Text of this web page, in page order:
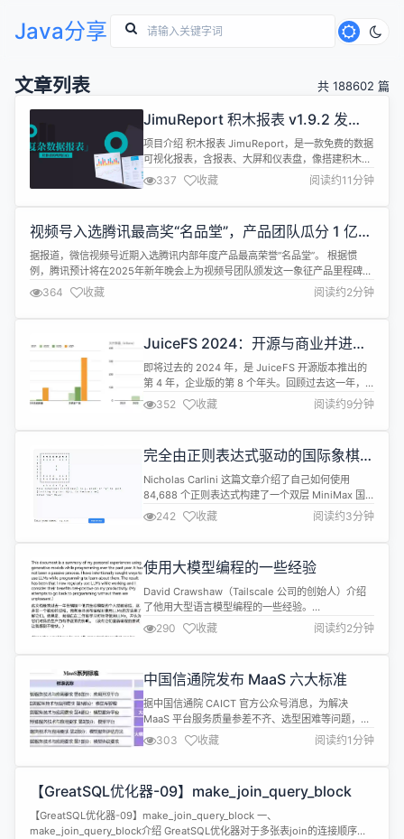
Java分享
文章列表 共 188602 篇
JimuReport 积木报表 v1.9.2 发
布，免费可视化报表
项目介绍 积木报表 JimuReport，是一款免费的数据
可视化报表，含报表、大屏和仪表盘，像搭建积木一
样完全在线设计！功能涵盖：数据报表、打印设计、
图表报表、门户设计、大屏设计等！ Web 版报表设
计器，类 Excel 操作风格，通过拖拽完成报表设计，
组件，想怎么设计怎么设计，可以像百度和阿里一
样，设计...
337 收藏 阅读约11分钟
视频号入选腾讯最高奖“名品堂”，产品团队瓜分 1 亿奖
金
据报道，微信视频号近期入选腾讯内部年度产品最高荣誉“名品堂”。 根据惯
例，腾讯预计将在2025年新年晚会上为视频号团队颁发这一象征产品里程碑的
奖项。与NBA名人堂类似，腾讯的“名品堂”是对其内部产品的最高认可。自
2015年12月18日员工大会腾讯COO（首席运营官）任宇昕首次提出以来，通
常每个产品仅有一次入选机会。唯一能够与之匹敌的奖项，是腾讯的“创始人
364 收藏 阅读约2分钟
JuiceFS 2024：开源与商业并进，
迈向 AI 原生时代
即将过去的 2024 年，是 JuiceFS 开源版本推出的
第 4 年，企业版的第 8 个年头。回顾过去这一年，
JuiceFS 社区版依旧保持着快速成长的势头，
GitHub 星标突破 11.1K，各项使用指标增长均超过
100%，其中文件系统总数量较前一年更是增长了
盈亏平衡后，商业营收实现了翻倍增长，为未来...
352 收藏 阅读约9分钟
完全由正则表达式驱动的国际象棋引
擎
Nicholas Carlini 这篇文章介绍了自己如何使用
84,688 个正则表达式构建了一个双层 MiniMax 国
际象棋引擎。 具体而言，作者是先用正则表达式写了
个 CPU 模拟器，然后在这个 cpu 模拟器上写了个编
译器，然后用编译器写了个国际象棋引擎。引擎名为
手合理（且不完全糟糕）的棋步。...
242 收藏 阅读约3分钟
使用大模型编程的一些经验
David Crawshaw（Tailscale 公司的创始人）介绍
了他用大型语言模型编程的一些经验。
https://crawshaw.io/blog/programming-with-
llms 作者在过去的一年里积极探索并使用大型语言模
型进行编程，发现这种技术可以显著提高工作效率。
全、搜索和基于聊天的编程...
290 收藏 阅读约2分钟
中国信通院发布 MaaS 六大标准
据中国信通院 CAICT 官方公众号消息，为解决
MaaS 平台服务质量参差不齐、选型困难等问题，信
通院推出了 MaaS（Model as a service，模型即服
务）系列标准。 中国信息通信研究院紧跟 MaaS 领
域最新发展趋势，依托中国人工智能产业发展联盟于
同启动 MaaS 系列标准编制，经过...
303 收藏 阅读约1分钟
【GreatSQL优化器-09】make_join_query_block
【GreatSQL优化器-09】make_join_query_block 一、
make_join_query_block介绍 GreatSQL优化器对于多张表join的连接顺序在